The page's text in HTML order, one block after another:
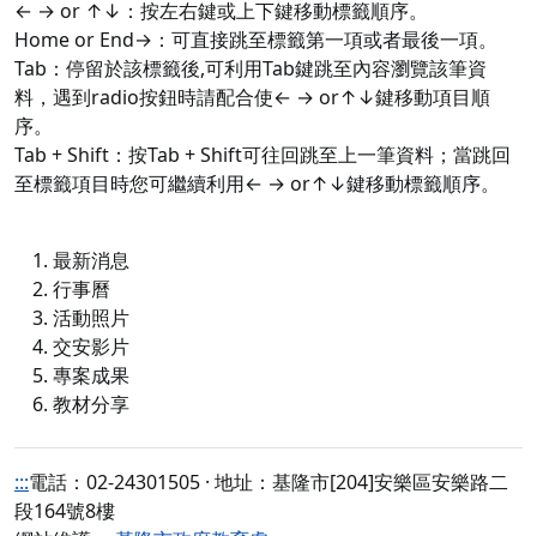
← → or ↑↓：按左右鍵或上下鍵移動標籤順序。
Home or End→：可直接跳至標籤第一項或者最後一項。
Tab：停留於該標籤後,可利用Tab鍵跳至內容瀏覽該筆資
料，遇到radio按鈕時請配合使← → or↑↓鍵移動項目順
序。
Tab + Shift：按Tab + Shift可往回跳至上一筆資料；當跳回
至標籤項目時您可繼續利用← → or↑↓鍵移動標籤順序。
最新消息
行事曆
活動照片
交安影片
專案成果
教材分享
:::電話：02-24301505 · 地址：基隆市[204]安樂區安樂路二
段164號8樓